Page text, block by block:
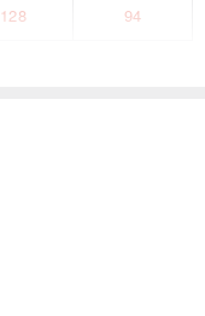
128 94
來獨特的視覺衝擊。
經意間流露著復古又潮